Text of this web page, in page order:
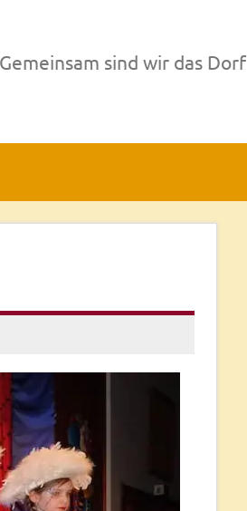
Gemeinsam sind wir das Dorf